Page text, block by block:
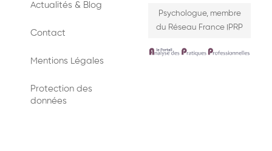
Actualités & Blog
Contact
Mentions Légales
Protection des
données
Psychologue, membre
du Réseau France IPRP